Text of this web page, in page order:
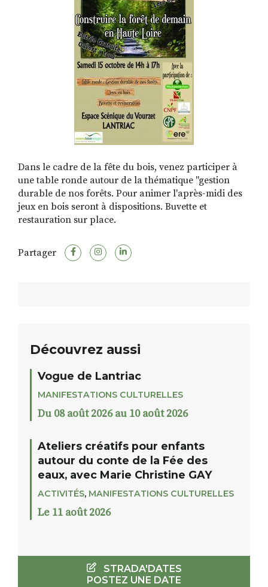
Dans le cadre de la fête du bois, venez participer à
une table ronde autour de la thématique "gestion
durable de nos forêts. Pour animer l'après-midi des
jeux en bois seront à dispositions. Buvette et
restauration sur place.
Partager
Découvrez aussi
Vogue de Lantriac
MANIFESTATIONS CULTURELLES
Du 08 août 2026 au 10 août 2026
Ateliers créatifs pour enfants
autour du conte de la Fée des
eaux, avec Marie Christine GAY
ACTIVITÉS, MANIFESTATIONS CULTURELLES
Le 11 août 2026
STRADA'DATES
POSTEZ UNE DATE